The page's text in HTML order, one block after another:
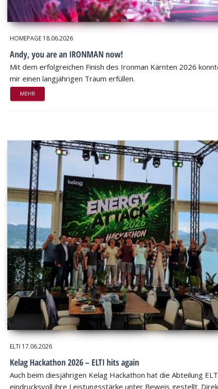
HOMEPAGE 18.06.2026
Andy, you are an IRONMAN now!
Mit dem erfolgreichen Finish des Ironman Kärnten 2026
mir einen langjährigen Traum erfüllen.
MEHR
ELTI 17.06.2026
Kelag Hackathon 2026 – ELTI hits again
Auch beim diesjährigen Kelag Hackathon hat die Abteilung
eindrucksvoll ihre Leistungsstärke unter Beweis gestellt.